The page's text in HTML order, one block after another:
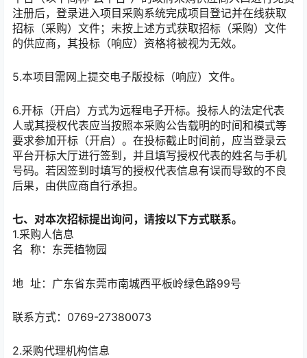
注册后，登录进入项目采购系统完成项目登记并在线获取
招标（采购）文件；未按上述方式获取招标（采购）文件
的供应商，其投标（响应）资格将被视为无效。
5.本项目需网上提交电子版投标（响应）文件。
6.开标（开启）方式为远程电子开标。投标人的法定代表
人或其授权代表应当按照本采购公告载明的时间和模式等
要求参加开标（开启）。在投标截止时间前，应当登录云
平台开标大厅进行签到，并且填写授权代表的姓名与手机
号码。若因签到时填写的授权代表信息有误而导致的不良
后果，由供应商自行承担。
七、对本次招标提出询问，请按以下方式联系。
1.采购人信息
名 称： 东莞植物园
地 址： 广东省东莞市南城西平板岭绿色路99号
联系方式： 0769-27380073
2.采购代理机构信息